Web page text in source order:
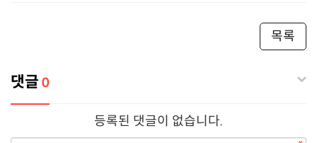
목록
댓글 0
등록된 댓글이 없습니다.